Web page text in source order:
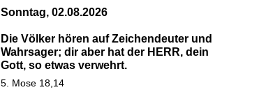
Sonntag, 02.08.2026
Die Völker hören auf Zeichendeuter und
Wahrsager; dir aber hat der HERR, dein
Gott, so etwas verwehrt.
5. Mose 18,14